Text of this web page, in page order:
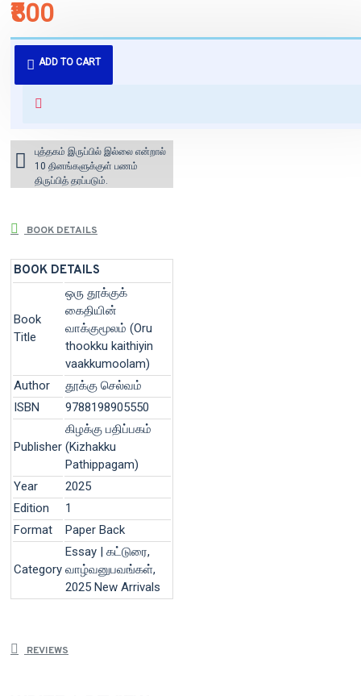
₹800
ADD TO CART
புத்தகம் 3 - 7 நாட்களில் அனுப்பி
வைக்கப்படும்.
for orders above ₹1000 within
புத்தகம் இருப்பில் இல்லை என்றால்
10 தினங்களுக்குள் பணம்
திருப்பித் தரப்படும்.
BOOK DETAILS
BOOK DETAILS
Book
Title
ஒரு தூக்குக்
கைதியின்
வாக்குமூலம் (Oru
thookku kaithiyin
vaakkumoolam)
Author
தூக்கு செல்வம்
ISBN
9788198905550
Publisher
கிழக்கு பதிப்பகம்
(Kizhakku
Pathippagam)
Year
2025
Edition
1
Format
Paper Back
Category
Essay | கட்டுரை,
வாழ்வனுபவங்கள்,
2025 New Arrivals
REVIEWS